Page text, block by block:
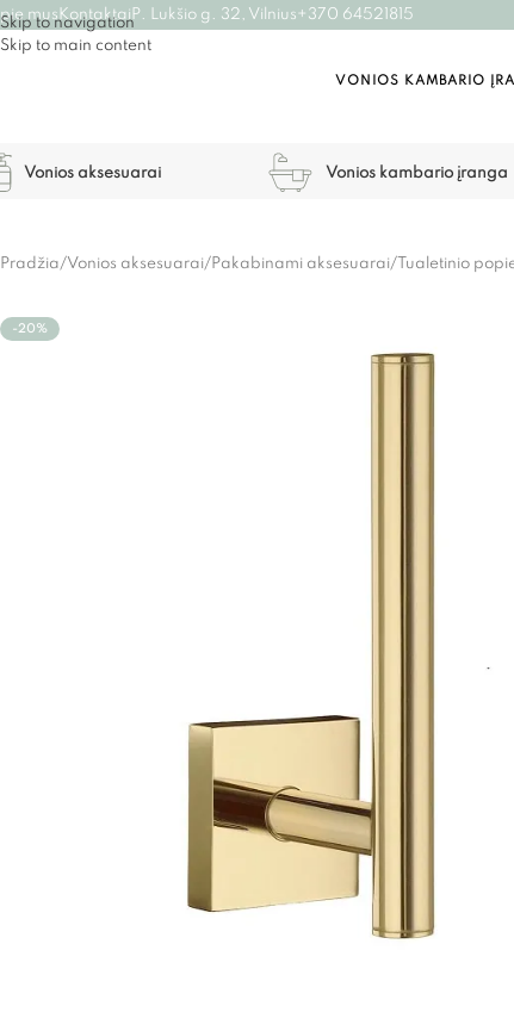
Skip to navigation
Skip to main content
mus Kontaktai P. Lukšio g. 32, Vilnius +370 64521815
VONIOS KAMBARIO
Vonios aksesuarai Vonios kambario įranga
Pradžia/Vonios aksesuarai/Pakabinami aksesuarai/ Tualetinio
-20%